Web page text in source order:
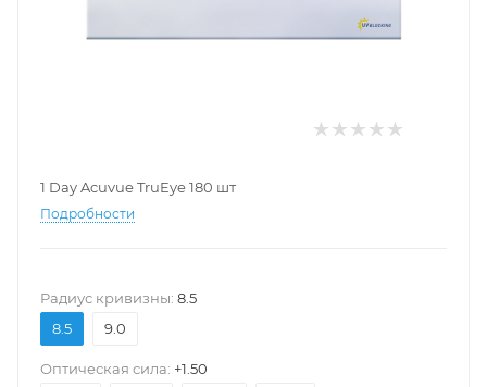
1 Day Acuvue TruEye 180 шт
Подробности
Pадиус кривизны: 8.5
8.5
9.0
Оптическая сила: +1.50